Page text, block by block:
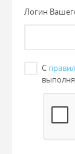
Логин
С